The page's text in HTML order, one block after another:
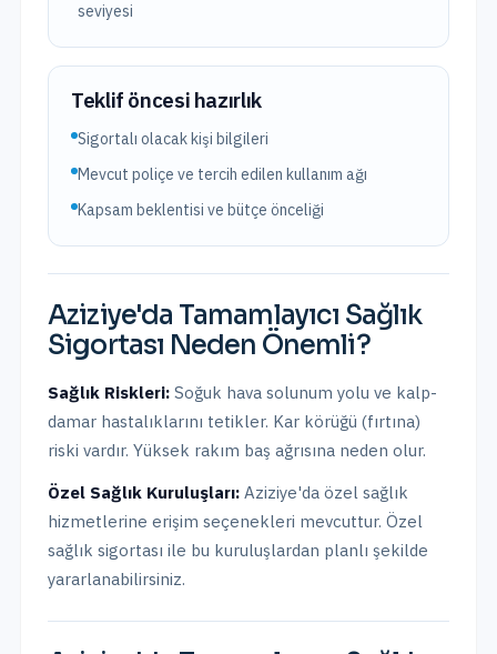
seviyesi
Teklif öncesi hazırlık
Sigortalı olacak kişi bilgileri
Mevcut poliçe ve tercih edilen kullanım ağı
Kapsam beklentisi ve bütçe önceliği
Aziziye'da Tamamlayıcı Sağlık
Sigortası Neden Önemli?
Sağlık Riskleri: Soğuk hava solunum yolu ve kalp-
damar hastalıklarını tetikler. Kar körüğü (fırtına)
riski vardır. Yüksek rakım baş ağrısına neden olur.
Özel Sağlık Kuruluşları: Aziziye'da özel sağlık
hizmetlerine erişim seçenekleri mevcuttur. Özel
sağlık sigortası ile bu kuruluşlardan planlı şekilde
yararlanabilirsiniz.